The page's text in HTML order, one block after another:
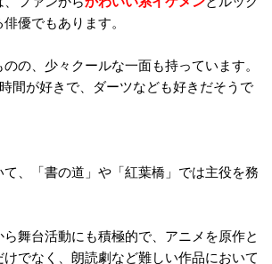
優でもあります。
の、少々クールな一面も持っています。
間が好きで、ダーツなども好きだそうで
、「書の道」や「紅葉橋」では主役を務
ら舞台活動にも積極的で、アニメを原作と
けでなく、朗読劇など難しい作品において